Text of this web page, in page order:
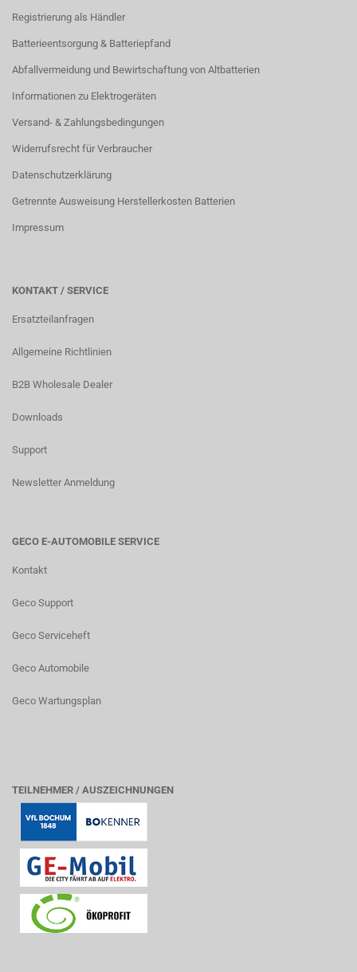
Registrierung als Händler
Batterieentsorgung & Batteriepfand
Abfallvermeidung und Bewirtschaftung von Altbatterien
Informationen zu Elektrogeräten
Versand- & Zahlungsbedingungen
Widerrufsrecht für Verbraucher
Datenschutzerklärung
Getrennte Ausweisung Herstellerkosten Batterien
Impressum
KONTAKT / SERVICE
Ersatzteilanfragen
Allgemeine Richtlinien
B2B Wholesale Dealer
Downloads
Support
Newsletter Anmeldung
GECO E-AUTOMOBILE SERVICE
Kontakt
Geco Support
Geco Serviceheft
Geco Automobile
Geco Wartungsplan
TEILNEHMER / AUSZEICHNUNGEN